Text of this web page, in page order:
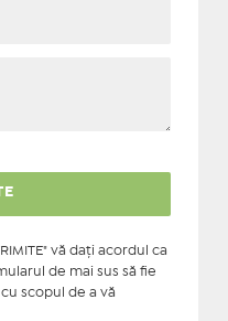
vă daţi acordul ca
de mai sus să fie
scopul de a vă